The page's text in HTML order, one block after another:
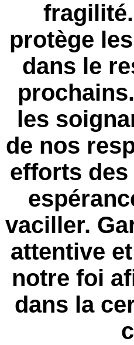
protège
dans le
les
de nos
efforts
vaciller.
attentive
notre foi
dans la